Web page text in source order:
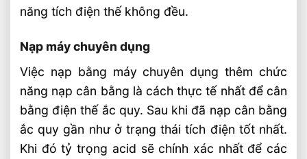
năng tích điện thế không đều.
Nạp máy chuyên dụng
Việc nạp bằng máy chuyên dụng thêm chức
năng nạp cân bằng là cách thực tế nhất để cân
bằng điện thế ắc quy. Sau khi đã nạp cân bằng
ắc quy gần như ở trạng thái tích điện tốt nhất.
Khi đó tỷ trọng acid sẽ chính xác nhất để các